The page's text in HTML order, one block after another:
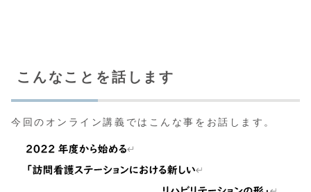
こんなことを話します
今回のオンライン講義ではこんな事をお話します。